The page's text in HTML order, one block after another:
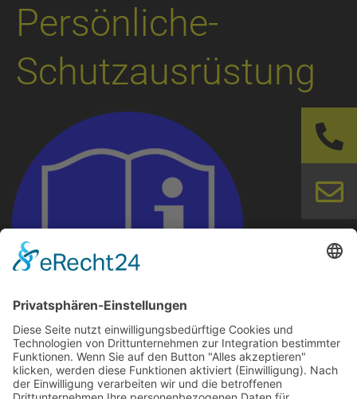
Persönliche-
Schutzausrüstung
Betriebsanweisung, Maschine, Gefahrstoffe,